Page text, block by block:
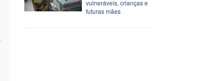
vulneráveis, crianças e
futuras mães